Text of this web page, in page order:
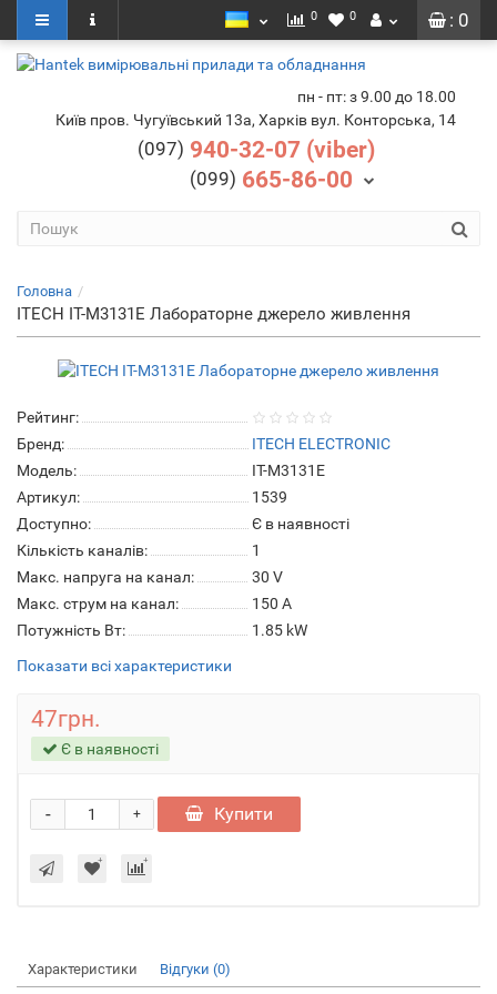
: 0
0 0
пн - пт: з 9.00 до 18.00
Київ пров. Чугуївський 13а, Харків вул. Конторська, 14
(097) 940-32-07 (viber)
(099) 665-86-00
Головна
ITECH IT-M3131E Лабораторне джерело живлення
Рейтинг:
Бренд:
ITECH ELECTRONIC
Модель:
IT-M3131E
Артикул:
1539
Доступно:
Є в наявності
Кількість каналів:
1
Макс. напруга на канал:
30 V
Макс. струм на канал:
150 A
Потужність Вт:
1.85 kW
Показати всі характеристики
47грн.
Є в наявності
+
- Купити
Характеристики Відгуки (0)